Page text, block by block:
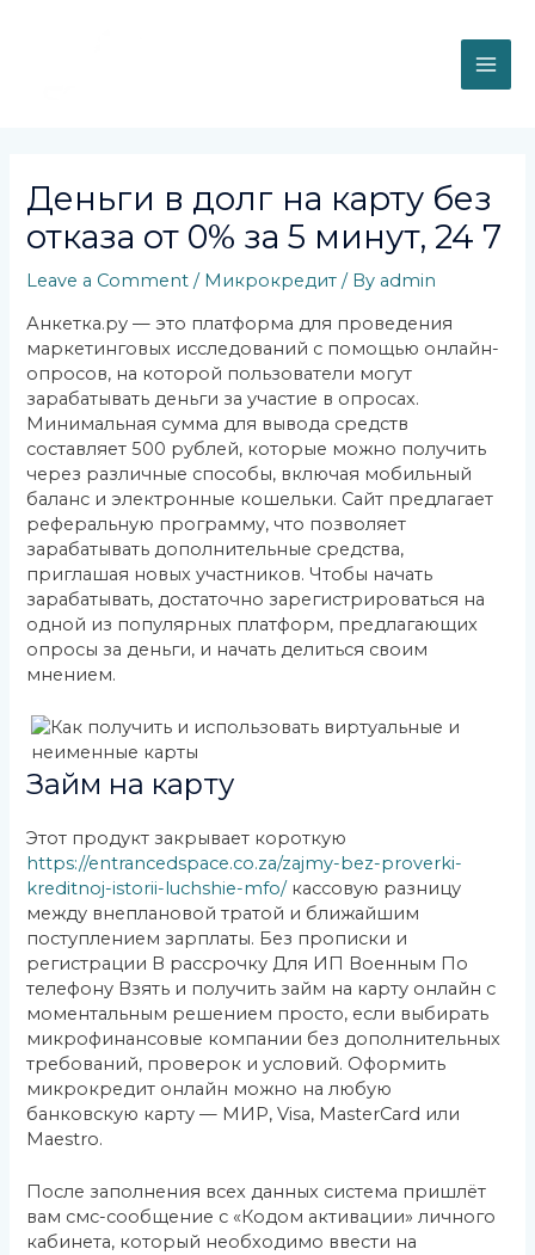
Деньги в долг на карту без
отказа от 0% за 5 минут, 24 7
Leave a Comment / Микрокредит / By admin
Анкетка.ру — это платформа для проведения
маркетинговых исследований с помощью онлайн-
опросов, на которой пользователи могут
зарабатывать деньги за участие в опросах.
Минимальная сумма для вывода средств
составляет 500 рублей, которые можно получить
через различные способы, включая мобильный
баланс и электронные кошельки. Сайт предлагает
реферальную программу, что позволяет
зарабатывать дополнительные средства,
приглашая новых участников. Чтобы начать
зарабатывать, достаточно зарегистрироваться на
одной из популярных платформ, предлагающих
опросы за деньги, и начать делиться своим
мнением.
Займ на карту
Этот продукт закрывает короткую
https://entrancedspace.co.za/zajmy-bez-proverki-
kreditnoj-istorii-luchshie-mfo/кассовую разницу
между внеплановой тратой и ближайшим
поступлением зарплаты. Без прописки и
регистрации В рассрочку Для ИП Военным По
телефону Взять и получить займ на карту онлайн с
моментальным решением просто, если выбирать
микрофинансовые компании без дополнительных
требований, проверок и условий. Оформить
микрокредит онлайн можно на любую
банковскую карту — МИР, Visa, MasterCard или
Maestro.
После заполнения всех данных система пришлёт
вам смс-сообщение с «Кодом активации» личного
кабинета, который необходимо ввести на